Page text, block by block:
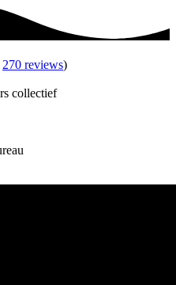
270 reviews)